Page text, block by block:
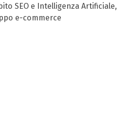
SEO e Intelligenza Artificiale,
e-commerce